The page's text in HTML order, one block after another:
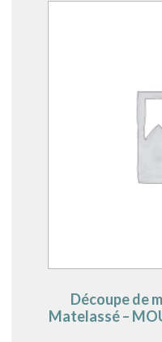
Découpe de
Matelassé –